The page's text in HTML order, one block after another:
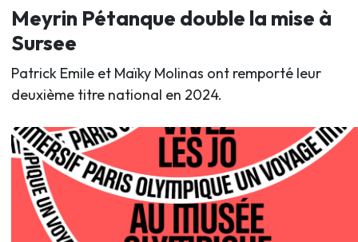
Meyrin Pétanque double la mise à
Sursee
Patrick Emile et Maïky Molinas ont remporté leur
deuxième titre national en 2024.